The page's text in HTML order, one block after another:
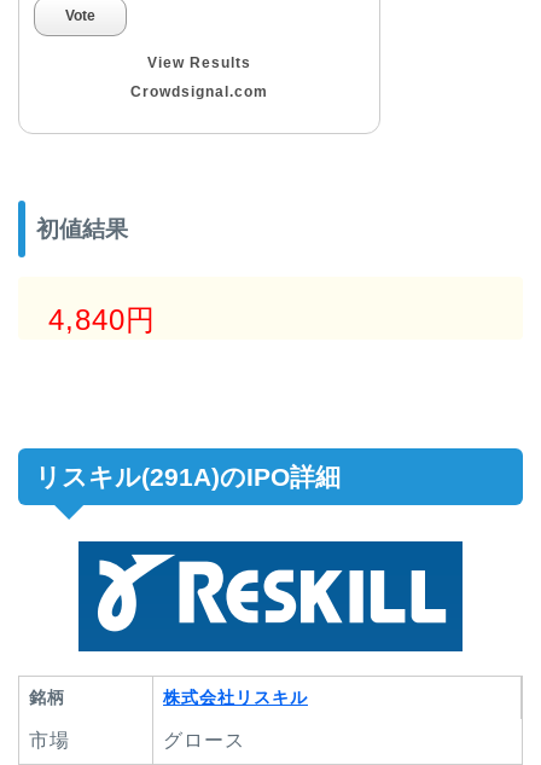
Vote
View Results
Crowdsignal.com
初値結果
4,840円
リスキル(291A)のIPO詳細
銘柄 株式会社リスキル
市場 グロース